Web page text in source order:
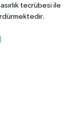
tecrübesi ile